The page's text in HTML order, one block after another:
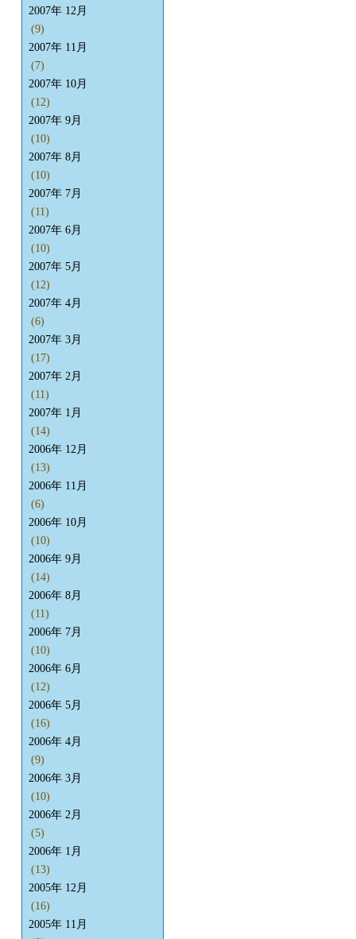
2007年 12月
(9)
2007年 11月
(7)
2007年 10月
(12)
2007年 9月
(10)
2007年 8月
(10)
2007年 7月
(11)
2007年 6月
(10)
2007年 5月
(12)
2007年 4月
(6)
2007年 3月
(17)
2007年 2月
(11)
2007年 1月
(14)
2006年 12月
(13)
2006年 11月
(6)
2006年 10月
(10)
2006年 9月
(14)
2006年 8月
(11)
2006年 7月
(10)
2006年 6月
(12)
2006年 5月
(16)
2006年 4月
(9)
2006年 3月
(10)
2006年 2月
(5)
2006年 1月
(13)
2005年 12月
(16)
2005年 11月